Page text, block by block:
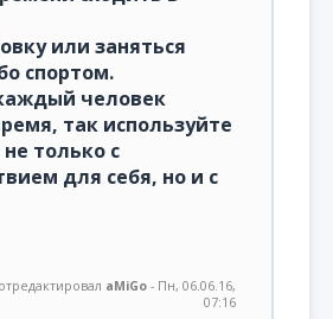
или заняться
спортом.
человек
так используйте
только с
для себя, но и с
aMiGo - Пн, 06.06.16,
07:16